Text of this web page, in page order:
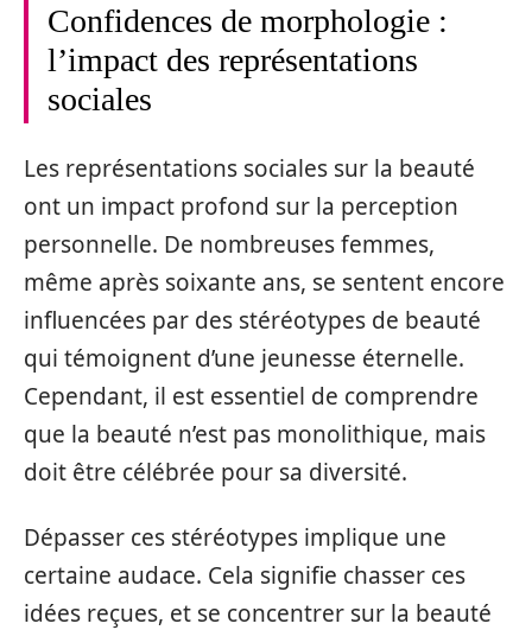
Confidences de morphologie :
l’impact des représentations
sociales
Les représentations sociales sur la beauté
ont un impact profond sur la perception
personnelle. De nombreuses femmes,
même après soixante ans, se sentent encore
influencées par des stéréotypes de beauté
qui témoignent d’une jeunesse éternelle.
Cependant, il est essentiel de comprendre
que la beauté n’est pas monolithique, mais
doit être célébrée pour sa diversité.
Dépasser ces stéréotypes implique une
certaine audace. Cela signifie chasser ces
idées reçues, et se concentrer sur la beauté